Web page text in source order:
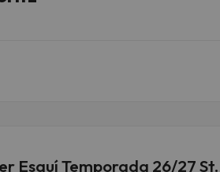
Esquí Temporada 26/27